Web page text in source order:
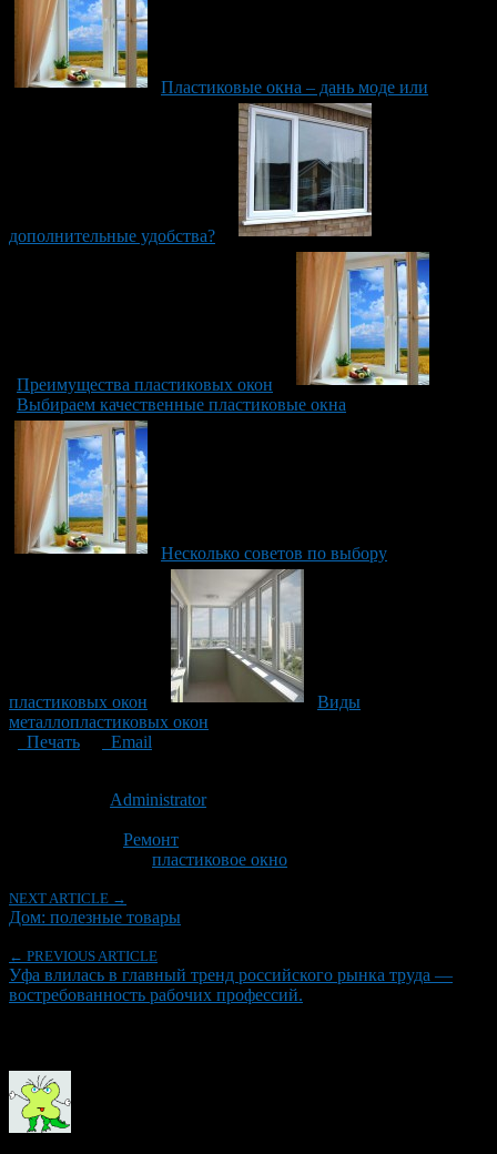
Пластиковые окна – дань моде или
дополнительные удобства?
Преимущества пластиковых окон
Выбираем качественные пластиковые окна
Несколько советов по выбору
пластиковых окон
Виды
металлопластиковых окон
Печать
Email
Administrator
Ремонт
пластиковое окно
NEXT ARTICLE →
Дом: полезные товары
← PREVIOUS ARTICLE
Уфа влилась в главный тренд российского рынка труда —
востребованность рабочих профессий.